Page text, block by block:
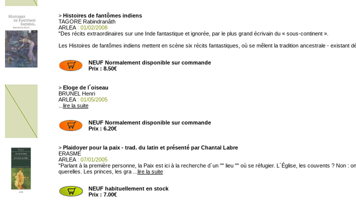
> Histoires de fantômes indiens
TAGORE Rabindranâth
ARLEA: 01/02/2008
"Des récits extraordinaires sur une Inde fantastique et ignorée, par le plus grand écrivain du « sous-continent ».
Les Histoires de fantômes indiens mettent en scène six récits fantastiques, où se mêlent la tradition ancestrale - existant
NEUF Normalement disponible sur commande
Prix : 8.50€
> Eloge de l´oiseau
BRUNEL Henri
ARLEA: 01/05/2005
lire la suite
NEUF Normalement disponible sur commande
Prix : 6.20€
> Plaidoyer pour la paix - trad. du latin et présenté par Chantal Labre
ERASME
ARLEA: 07/01/2005
"Parlant à la première personne, la Paix est ici à la recherche d´un "" lieu "" où se réfugier. L´Église, les couvents ? Non
querelles. Les princes, les gra ... lire la suite
NEUF habituellement en stock
Prix : 7.00€